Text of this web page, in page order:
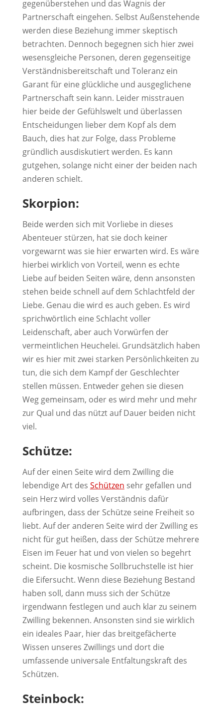
gegenüberstehen und das Wagnis der
Partnerschaft eingehen. Selbst Außenstehende
werden diese Beziehung immer skeptisch
betrachten. Dennoch begegnen sich hier zwei
wesensgleiche Personen, deren gegenseitige
Verständnisbereitschaft und Toleranz ein
Garant für eine glückliche und ausgeglichene
Partnerschaft sein kann. Leider misstrauen
hier beide der Gefühlswelt und überlassen
Entscheidungen lieber dem Kopf als dem
Bauch, dies hat zur Folge, dass Probleme
gründlich ausdiskutiert werden. Es kann
gutgehen, solange nicht einer der beiden nach
anderen schielt.
Skorpion:
Beide werden sich mit Vorliebe in dieses
Abenteuer stürzen, hat sie doch keiner
vorgewarnt was sie hier erwarten wird. Es wäre
hierbei wirklich von Vorteil, wenn es echte
Liebe auf beiden Seiten wäre, denn ansonsten
stehen beide schnell auf dem Schlachtfeld der
Liebe. Genau die wird es auch geben. Es wird
sprichwörtlich eine Schlacht voller
Leidenschaft, aber auch Vorwürfen der
vermeintlichen Heuchelei. Grundsätzlich haben
wir es hier mit zwei starken Persönlichkeiten zu
tun, die sich dem Kampf der Geschlechter
stellen müssen. Entweder gehen sie diesen
Weg gemeinsam, oder es wird mehr und mehr
zur Qual und das nützt auf Dauer beiden nicht
viel.
Schütze:
Auf der einen Seite wird dem Zwilling die
lebendige Art des Schützen sehr gefallen und
sein Herz wird volles Verständnis dafür
aufbringen, dass der Schütze seine Freiheit so
liebt. Auf der anderen Seite wird der Zwilling es
nicht für gut heißen, dass der Schütze mehrere
Eisen im Feuer hat und von vielen so begehrt
scheint. Die kosmische Sollbruchstelle ist hier
die Eifersucht. Wenn diese Beziehung Bestand
haben soll, dann muss sich der Schütze
irgendwann festlegen und auch klar zu seinem
Zwilling bekennen. Ansonsten sind sie wirklich
ein ideales Paar, hier das breitgefächerte
Wissen unseres Zwillings und dort die
umfassende universale Entfaltungskraft des
Schützen.
Steinbock: